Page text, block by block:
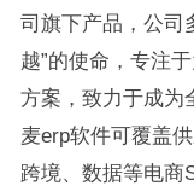
司旗下产品，公司
越”的使命，专注
方案，致力于成为
麦erp软件可覆盖
跨境、数据等电商